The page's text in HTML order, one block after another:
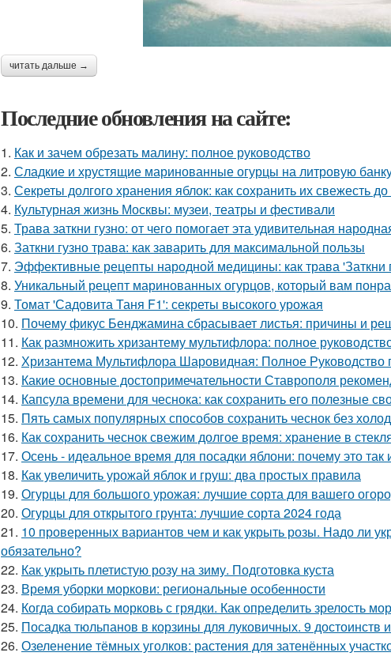
читать дальше →
Последние обновления на сайте:
1. Как и зачем обрезать малину: полное руководство
2. Сладкие и хрустящие маринованные огурцы на литровую
3. Секреты долгого хранения яблок: как сохранить их свежесть
4. Культурная жизнь Москвы: музеи, театры и фестивали
5. Трава заткни гузно: от чего помогает эта удивительная
6. Заткни гузно трава: как заварить для максимальной пользы
7. Эффективные рецепты народной медицины: как трава 'Заткни
8. Уникальный рецепт маринованных огурцов, который вам
9. Томат 'Садовита Таня F1': секреты высокого урожая
10. Почему фикус Бенджамина сбрасывает листья: причины и
11. Как размножить хризантему мультифлора: полное
12. Хризантема Мультифлора Шаровидная: Полное
13. Какие основные достопримечательности Ставрополя
14. Капсула времени для чеснока: как сохранить его полезные
15. Пять самых популярных способов сохранить чеснок без
16. Как сохранить чеснок свежим долгое время: хранение в
17. Осень - идеальное время для посадки яблони: почему это так
18. Как увеличить урожай яблок и груш: два простых правила
19. Огурцы для большого урожая: лучшие сорта для вашего
20. Огурцы для открытого грунта: лучшие сорта 2024 года
21. 10 проверенных вариантов чем и как укрыть розы. Надо ли
обязательно?
22. Как укрыть плетистую розу на зиму. Подготовка куста
23. Время уборки моркови: региональные особенности
24. Когда собирать морковь с грядки. Как определить зрелость
25. Посадка тюльпанов в корзины для луковичных. 9 достоинств
26. Озеленение тёмных уголков: растения для затенённых